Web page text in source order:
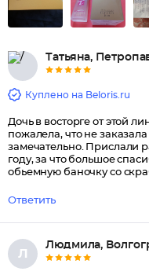
Куплено на Beloris.ru
Дочь в восторге от этой
пожалела, что не
замечательно. Прислали
году, за что большое
обьемную баночку со
Ответить
Л
Людмила,